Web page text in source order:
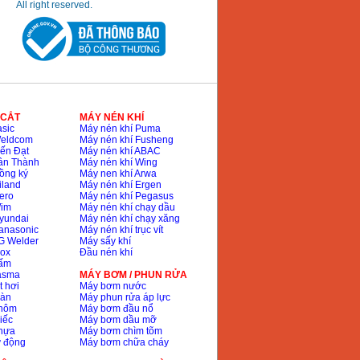
All right reserved.
Đạt
Thành
ký
Welder
hơi
động
MÁY NÉN KHÍ
Máy nén khí Puma
Máy nén khí Fusheng
Máy nén khí ABAC
Máy nén khí Wing
Máy nen khí Arwa
Máy nén khí Ergen
Máy nén khí Pegasus
Máy nén khí chạy dầu
Máy nén khí chạy xăng
Máy nén khí trục vít
Máy sấy khí
Đầu nén khí
MÁY BƠM / PHUN RỬA
Máy bơm nước
Máy phun rửa áp lực
Máy bơm đầu nổ
Máy bơm dầu mỡ
Máy bơm chìm tõm
Máy bơm chữa cháy